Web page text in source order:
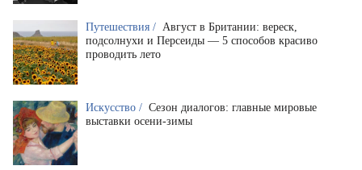
Путешествия / Август в Британии: вереск,
подсолнухи и Персеиды — 5 способов красиво
проводить лето
Искусство / Сезон диалогов: главные мировые
выставки осени-зимы